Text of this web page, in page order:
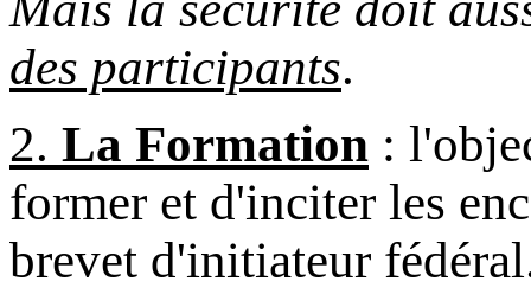
des participants.
2. La Formation :
former et d'inciter les
brevet d'initiateur